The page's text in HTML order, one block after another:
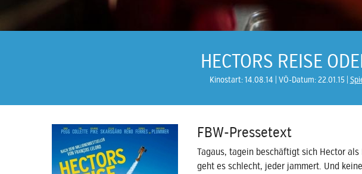
HECTORS REISE
Kinostart: 14.08.14 VÖ-Datum: 22.01.15
FBW-Pressetext
Tagaus, tagein beschäftigt sich Hector
geht es schlecht, jeder jammert. Und